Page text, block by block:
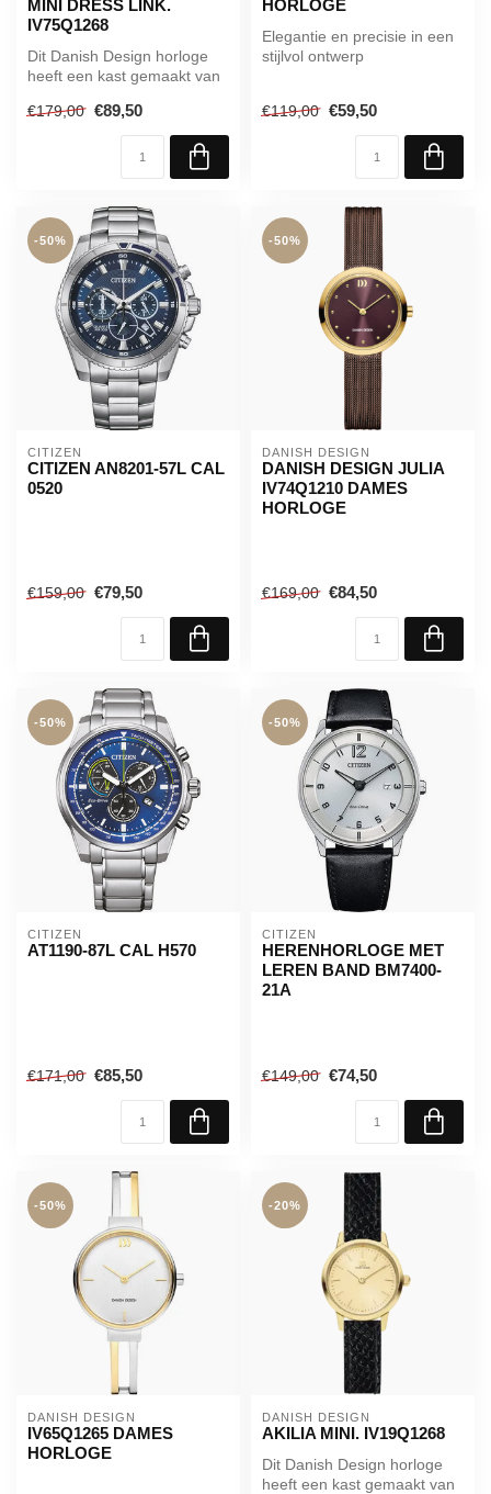
MINI DRESS LINK.
IV75Q1268
Dit Danish Design horloge
heeft een kast gemaakt van
diam...
€179,00 €89,50
HORLOGE
Elegantie en precisie in een
stijlvol ontwerp
€119,00 €59,50
-50%
CITIZEN
CITIZEN AN8201-57L CAL
0520
€159,00 €79,50
-50%
DANISH DESIGN
DANISH DESIGN JULIA
IV74Q1210 DAMES
HORLOGE
€169,00 €84,50
-50%
CITIZEN
AT1190-87L CAL H570
€171,00 €85,50
-50%
CITIZEN
HERENHORLOGE MET
LEREN BAND BM7400-
21A
€149,00 €74,50
-50%
DANISH DESIGN
IV65Q1265 DAMES
HORLOGE
-20%
DANISH DESIGN
AKILIA MINI. IV19Q1268
Dit Danish Design horloge
heeft een kast gemaakt van